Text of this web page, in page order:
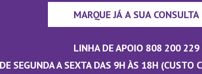
MARQUE JÁ A SUA CONSULTA
LINHA DE APOIO 808 200 229
DE SEGUNDA A SEXTA DAS 9H ÀS 18H (CUSTO